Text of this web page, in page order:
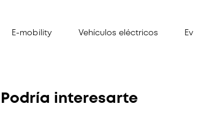
E-mobility Vehículos eléctricos Ev
Podría interesarte